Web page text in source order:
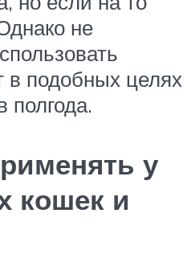
не
в подобных целях
полгода.
у
кошек и